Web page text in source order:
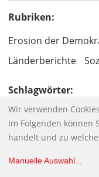
Rubriken:
Erosion der
Länderberichte
Schlagwörter:
Bürgerproteste
Philippe, Edouard
Wir verwenden
Im Folgenden können
handelt und zu
Manuelle Auswahl...